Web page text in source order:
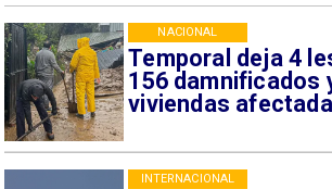
Temporal deja 4
156 damnificados
viviendas
NACIONAL
INTERNACIONAL